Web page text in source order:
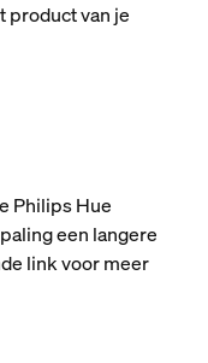
product van je
Philips Hue
een langere
link voor meer